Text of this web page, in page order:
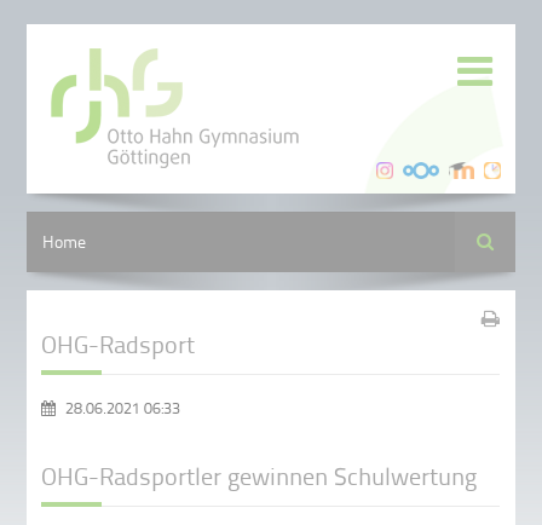
Home Suche
OHG-Radsport
28.06.2021 06:33
OHG-Radsportler gewinnen Schulwertung